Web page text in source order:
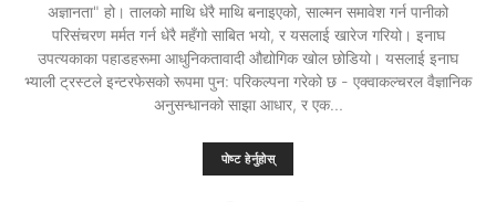
अज्ञानता" हो। तालको माथि धेरै माथि बनाइएको, साल्मन समावेश गर्न पानीको
परिसंचरण मर्मत गर्न धेरै महँगो साबित भयो, र यसलाई खारेज गरियो। इनाघ
उपत्यकाका पहाडहरूमा आधुनिकतावादी औद्योगिक खोल छोडियो। यसलाई इनाघ
भ्याली ट्रस्टले इन्टरफेसको रूपमा पुन: परिकल्पना गरेको छ - एक्वाकल्चरल वैज्ञानिक
अनुसन्धानको साझा आधार, र एक…
पोष्ट हेर्नुहोस्